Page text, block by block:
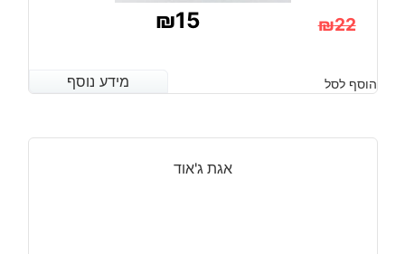
₪22
המקורי
₪15
הנוכחי
מידע נוסף הוסף לסל מידע נוסף
אגת ג'אוד